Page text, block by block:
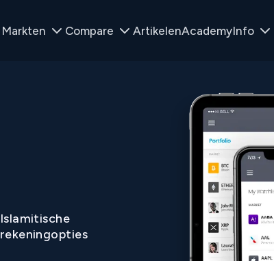
Markten Compare ArtikelenAcademyInfo
Islamitische
rekeningopties